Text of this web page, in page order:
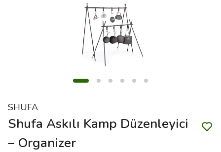
SHUFA
Shufa Askılı Kamp Düzenleyici
– Organizer